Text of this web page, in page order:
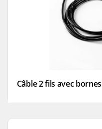
Câble 2 fils avec